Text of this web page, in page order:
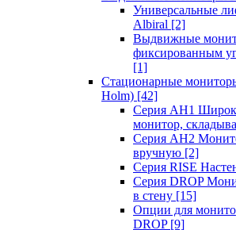
Универсальные
Albiral [2]
Выдвижные
фиксированным
[1]
Стационарные
Holm) [42]
Серия AH1
монитор,
Серия AH2
вручную [2]
Серия RISE
Серия DROP
в стену [15]
Опции для
DROP [9]